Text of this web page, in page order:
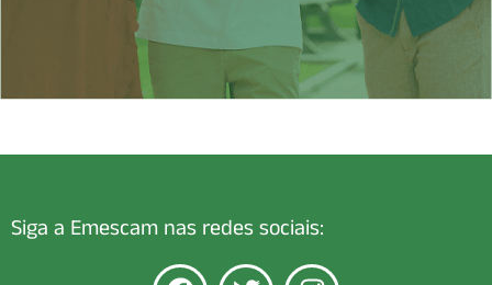
Siga a Emescam nas redes sociais: